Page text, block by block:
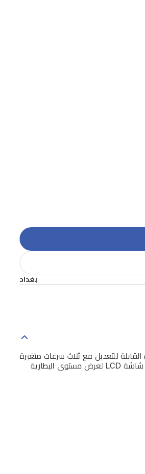
بغداد
للتعديل مع ثلاث سرعات متغيرة
تخصيص الأداء حسب نوع الشعر. بطارية قابلة لإعادة الشحن بسعة 2500mAh توفر زمن تشغيل طويل مع شحن عبر USB لسهولة الاستخدام في أي مكان. شاشة LCD لعرض مستوى البطارية